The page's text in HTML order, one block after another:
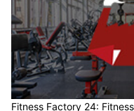
Fitness Factory 24: